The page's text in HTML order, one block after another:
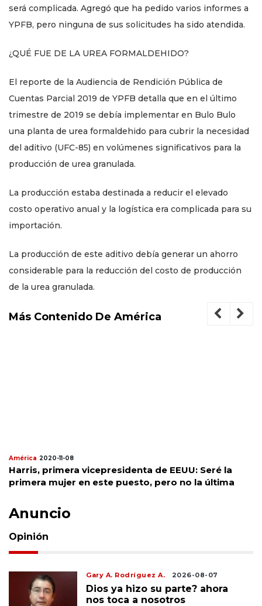
será complicada. Agregó que ha pedido varios informes a
YPFB, pero ninguna de sus solicitudes ha sido atendida.
¿QUÉ FUE DE LA UREA FORMALDEHIDO?
El reporte de la Audiencia de Rendición Pública de
Cuentas Parcial 2019 de YPFB detalla que en el último
trimestre de 2019 se debía implementar en Bulo Bulo
una planta de urea formaldehido para cubrir la necesidad
del aditivo (UFC-85) en volúmenes significativos para la
producción de urea granulada.
La producción estaba destinada a reducir el elevado
costo operativo anual y la logística era complicada para su
importación.
La producción de este aditivo debía generar un ahorro
considerable para la reducción del costo de producción
de la urea granulada.
Más Contenido De América
América 2020-11-08
Harris, primera vicepresidenta de EEUU: Seré la
primera mujer en este puesto, pero no la última
Anuncio
Opinión
Gary A. Rodríguez A. 2026-08-07
Dios ya hizo su parte? ahora
nos toca a nosotros